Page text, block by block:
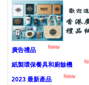
廣告禮品 New
紙製環保餐具和廚餘機 New
2023 最新產品
New